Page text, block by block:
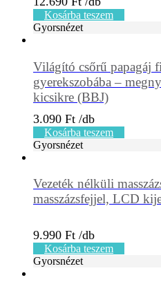
Kosárba teszem
Gyorsnézet
Világító csőrű papagáj
gyerekszobába –
kicsikre (BBJ)
3.090 Ft
Kosárba teszem
Gyorsnézet
Vezeték nélküli
masszázsfejjel, LCD
9.990 Ft
Kosárba teszem
Gyorsnézet